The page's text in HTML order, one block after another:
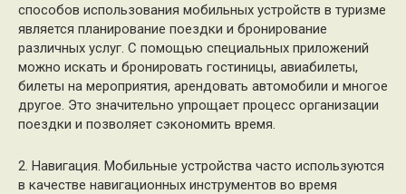
способов использования мобильных устройств в туризме
является планирование поездки и бронирование
различных услуг. С помощью специальных приложений
можно искать и бронировать гостиницы, авиабилеты,
билеты на мероприятия, арендовать автомобили и многое
другое. Это значительно упрощает процесс организации
поездки и позволяет сэкономить время.
2. Навигация. Мобильные устройства часто используются
в качестве навигационных инструментов во время